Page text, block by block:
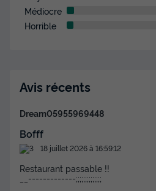
40m²
MOBILHOME 6 personnes -
Personnes Climatisé + TV
du
13/09/2026 au
Meilleur prix pour 7 nuits
Modifier les dates
Médiocre
Horrible
Avis récents
Dream05955969448
Bofff
18 juillet 2026 à 16:59:12
Restaurant passable !!
__-------------;;;;;;;;;;;;;;